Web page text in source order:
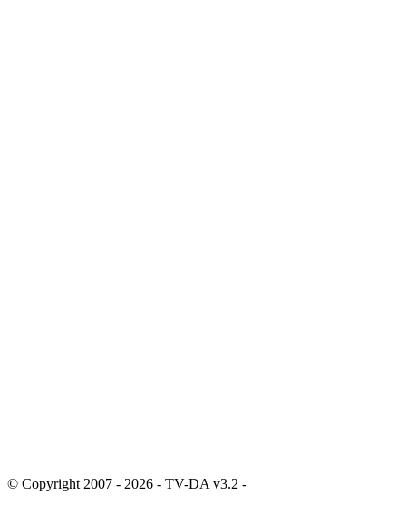
© Copyright 2007 - 2026 - TV-DA v3.2 -